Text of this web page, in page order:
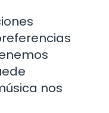
nos